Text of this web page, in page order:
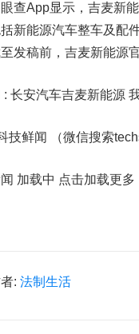
App显示，吉麦新能
新能源汽车整车及配
发稿前，吉麦新能源
: 长安汽车吉麦新能源
技鲜闻 （微信搜索
加载中 点击加载更多
: 法制生活